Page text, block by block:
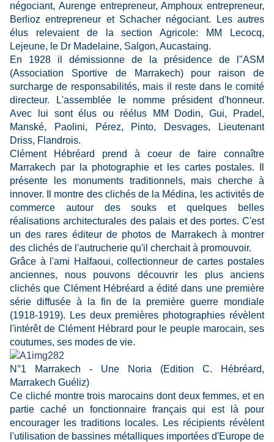
négociant, Aurenge entrepreneur, Amphoux entrepreneur,
Berlioz entrepreneur et Schacher négociant. Les autres
élus relevaient de la section Agricole: MM Lecocq,
Lejeune, le Dr Madelaine, Salgon, Aucastaing.
En 1928 il démissionne de la présidence de l"ASM
(Association Sportive de Marrakech) pour raison de
surcharge de responsabilités, mais il reste dans le comité
directeur. L'assemblée le nomme président d'honneur.
Avec lui sont élus ou réélus MM Dodin, Gui, Pradel,
Manské, Paolini, Pérez, Pinto, Desvages, Lieutenant
Driss, Flandrois.
Clément Hébréard prend à coeur de faire connaître
Marrakech par la photographie et les cartes postales. Il
présente les monuments traditionnels, mais cherche à
innover. Il montre des clichés de la Médina, les activités de
commerce autour des souks et quelques belles
réalisations architecturales des palais et des portes. C'est
un des rares éditeur de photos de Marrakech à montrer
des clichés de l'autrucherie qu'il cherchait à promouvoir.
Grâce à l'ami Halfaoui, collectionneur de cartes postales
anciennes, nous pouvons découvrir les plus anciens
clichés que Clément Hébréard a édité dans une première
série diffusée à la fin de la première guerre mondiale
(1918-1919). Les deux premières photographies révèlent
l'intérêt de Clément Hébrard pour le peuple marocain, ses
coutumes, ses modes de vie.
N°1 Marrakech - Une Noria (Edition C. Hébréard,
Marrakech Guéliz)
Ce cliché montre trois marocains dont deux femmes, et en
partie caché un fonctionnaire français qui est là pour
encourager les traditions locales. Les récipients révèlent
l'utilisation de bassines métalliques importées d'Europe de